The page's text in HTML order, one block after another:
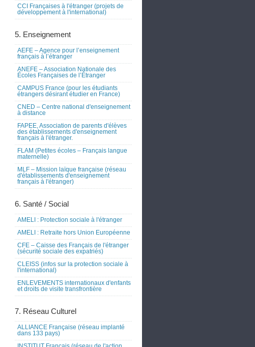
CCI Françaises à l'étranger (projets de
développement à l'international)
5. Enseignement
AEFE – Agence pour l’enseignement
français à l’étranger
ANEFE – Association Nationale des
Écoles Françaises de l’Étranger
CAMPUS France (pour les étudiants
étrangers désirant étudier en France)
CNED – Centre national d'enseignement
à distance
FAPEE, Association de parents d'élèves
des établissements d'enseignement
français à l'étranger.
FLAM (Petites écoles – Français langue
maternelle)
MLF – Mission laïque française (réseau
d'établissements d'enseignement
français à l'étranger)
6. Santé / Social
AMELI : Protection sociale à l'étranger
AMELI : Retraite hors Union Européenne
CFE – Caisse des Français de l'étranger
(sécurité sociale des expatriés)
CLEISS (infos sur la protection sociale à
l'international)
ENLEVEMENTS internationaux d'enfants
et droits de visite transfrontière
7. Réseau Culturel
ALLIANCE Française (réseau implanté
dans 133 pays)